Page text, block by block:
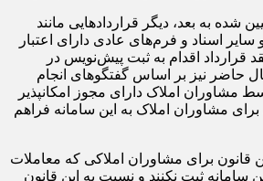
شده به بعد، دیگر قراردادهایی مانند
و سایر اسناد و فرم‌های عادی دارای اعتبار
قرارداد اقدام به ثبت پیش‌نویس در
حاضر نیز بر اساس گفتگوهای انجام
مشاوران املاک دارای مجوز امکانپذیر
مشاوران املاک به این سامانه فراهم
قانون برای مشاوران املاکی که معاملات
سامانه ثبت نکنند و نسبت به این قانون